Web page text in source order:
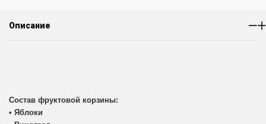
Описание
Состав фруктовой корзины:
• Яблоки